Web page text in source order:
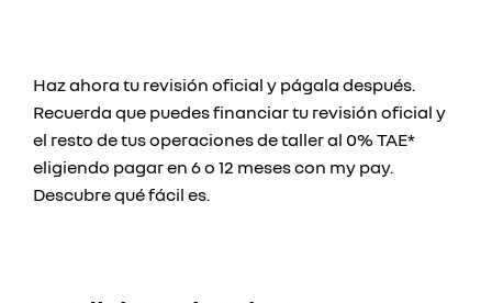
Haz ahora tu revisión oficial y págala después.
Recuerda que puedes financiar tu revisión oficial y
el resto de tus operaciones de taller al 0% TAE*
eligiendo pagar en 6 o 12 meses con my pay.
Descubre qué fácil es.